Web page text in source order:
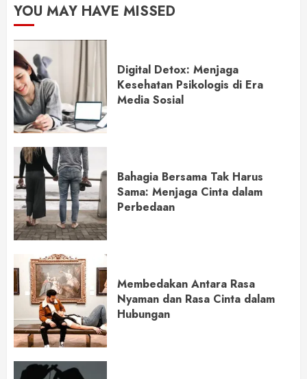
YOU MAY HAVE MISSED
Digital Detox: Menjaga
Kesehatan Psikologis di Era
Media Sosial
Bahagia Bersama Tak Harus
Sama: Menjaga Cinta dalam
Perbedaan
Membedakan Antara Rasa
Nyaman dan Rasa Cinta dalam
Hubungan